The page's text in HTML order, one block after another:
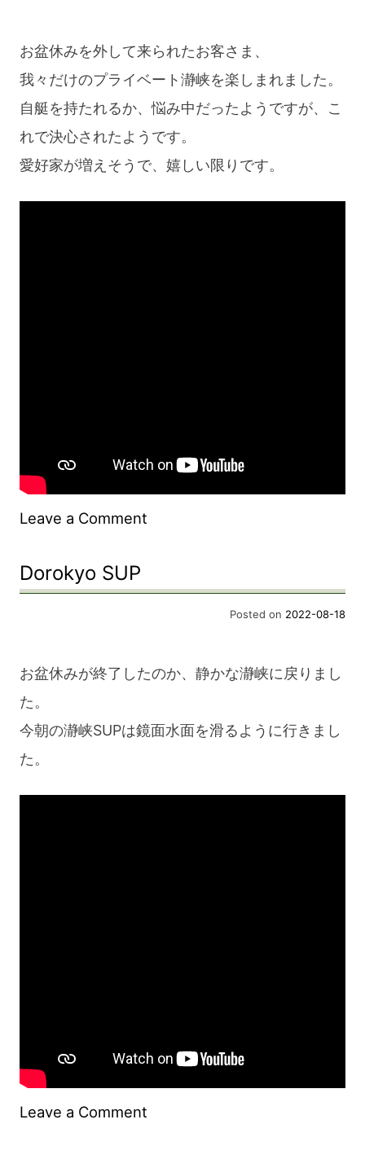
お盆休みを外して来られたお客さま、
我々だけのプライベート瀞峡を楽しまれました。
自艇を持たれるか、悩み中だったようですが、こ
れで決心されたようです。
愛好家が増えそうで、嬉しい限りです。
Leave a Comment
Dorokyo SUP
Posted on 2022-08-18
お盆休みが終了したのか、静かな瀞峡に戻りまし
た。
今朝の瀞峡SUPは鏡面水面を滑るように行きまし
た。
Leave a Comment